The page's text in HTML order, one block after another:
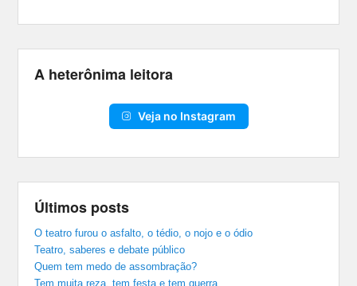
A heterônima leitora
Veja no Instagram
Últimos posts
O teatro furou o asfalto, o tédio, o nojo e o ódio
Teatro, saberes e debate público
Quem tem medo de assombração?
Tem muita reza, tem festa e tem guerra